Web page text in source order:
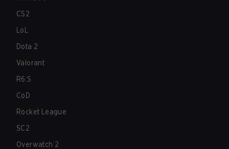
CS2
LoL
Dota 2
Valorant
R6:S
CoD
Rocket League
SC2
Overwatch 2